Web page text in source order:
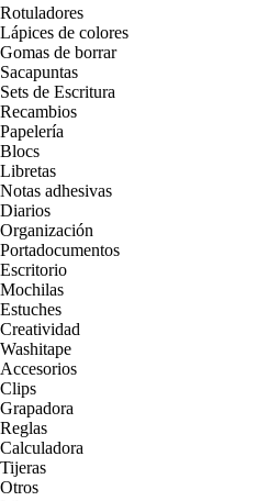
Rotuladores
Lápices de colores
Gomas de borrar
Sacapuntas
Sets de Escritura
Recambios
Papelería
Blocs
Libretas
Notas adhesivas
Diarios
Organización
Portadocumentos
Escritorio
Mochilas
Estuches
Creatividad
Washitape
Accesorios
Clips
Grapadora
Reglas
Calculadora
Tijeras
Otros